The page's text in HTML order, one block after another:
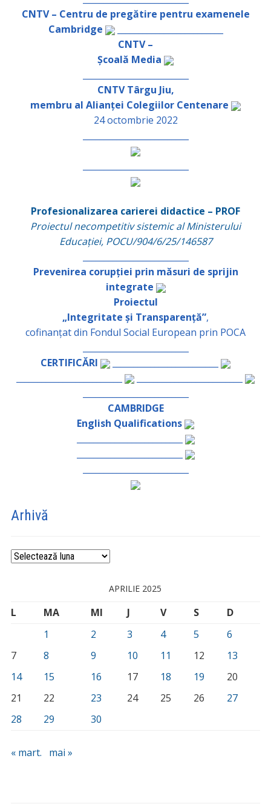
CNTV – Centru de pregătire pentru examenele
Cambridge
_________________________
CNTV –
Școală Media
CNTV Târgu Jiu,
membru al Alianței Colegiilor Centenare
24 octombrie 2022
Profesionalizarea carierei didactice – PROF
Proiectul necompetitiv sistemic al Ministerului
Educației, POCU/904/6/25/146587
Prevenirea corupției prin măsuri de sprijin
integrate
Proiectul
„Integritate și Transparență”,
cofinanțat din Fondul Social European prin POCA
CERTIFICĂRI
CAMBRIDGE
English Qualifications
Arhivă
Arhivă
APRILIE 2025
L MA MI J V S
D
1
2 3 4 5
6
7
8 9 10 11 12
13
14
15 16 17 18 19
20
21
22 23 24 25 26
27
28
29 30
« mart. mai »